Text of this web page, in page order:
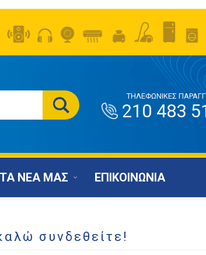
ΤΗΛΕΦΩΝΙΚΕΣ
210 483
ΤΑ ΝΕΑ ΜΑΣ ΕΠΙΚΟΙΝΩΝΙΑ
συνδεθείτε!